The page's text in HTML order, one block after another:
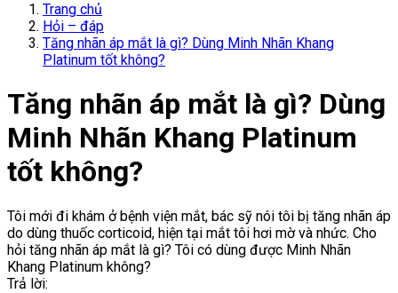
Trang chủ
Hỏi – đáp
Tăng nhãn áp mắt là gì? Dùng Minh Nhãn Khang
Platinum tốt không?
Tăng nhãn áp mắt là gì? Dùng
Minh Nhãn Khang Platinum
tốt không?
Tôi mới đi khám ở bệnh viện mắt, bác sỹ nói tôi bị tăng nhãn áp
do dùng thuốc corticoid, hiện tại mắt tôi hơi mờ và nhức. Cho
hỏi tăng nhãn áp mắt là gì? Tôi có dùng được Minh Nhãn
Khang Platinum không?
Trả lời: